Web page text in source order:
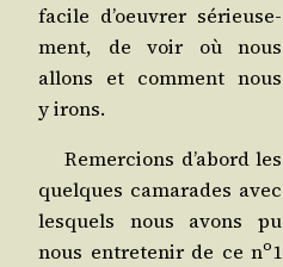
facile d’oeu­vrer sérieu­se­
ment, de voir où nous
allons et com­ment nous
y irons.
Remer­cions d’a­bord les
quelques cama­rades avec
les­quels nous avons pu
nous entre­te­nir de ce no1